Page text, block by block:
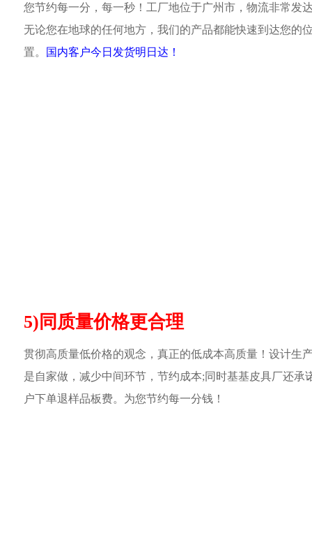
您节约每一分，每一秒！工厂地位于广州市，物流非常发
无论您在地球的任何地方，我们的产品都能快速到达您的
置。
国内客户今日发货明日达！
5)同质量价格更合理
贯彻高质量低价格的观念，真正的低成本高质量！设计生
是自家做，减少中间环节，节约成本;同时基基皮具厂还承
户下单退样品板费。为您节约每一分钱！